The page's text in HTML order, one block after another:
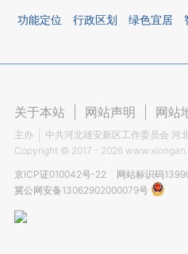
功能定位 行政区划 绿色宜居
关于本站 网站声明 网站
主办
中共河北雄安新区工作委员会 河
Copyright © 2017 - 2026
京ICP证010042号-22
网站标识码
冀公网安备13062902000079号